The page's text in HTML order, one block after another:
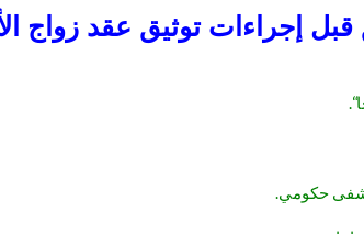
إجراءات توثيق عقد زواج